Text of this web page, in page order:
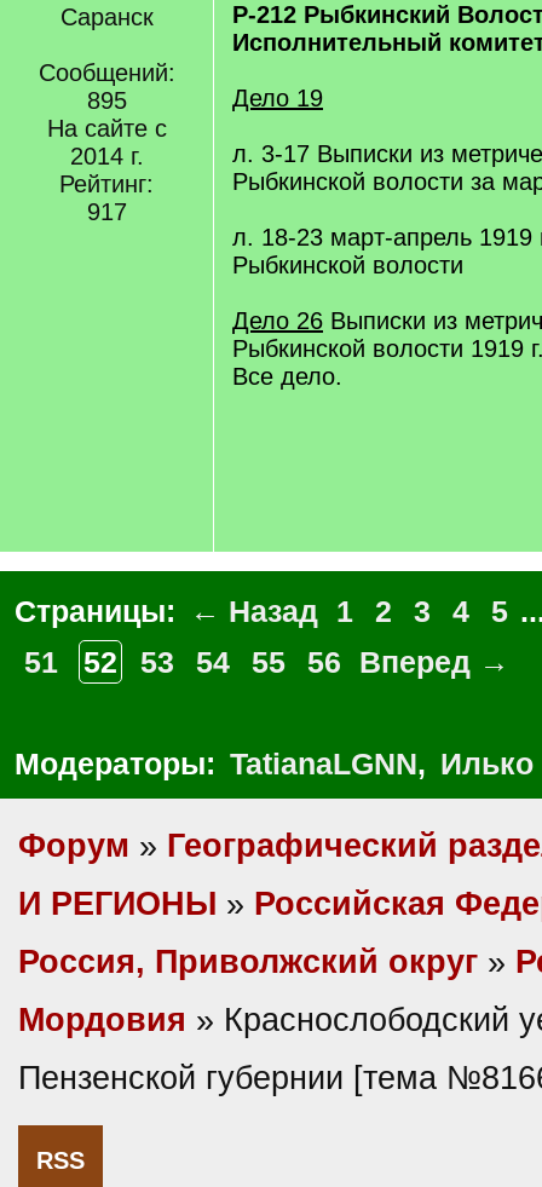
Саранск
Сообщений:
895
На сайте с
2014 г.
Рейтинг:
917
Р-212 Рыбкинский
Исполнительный
Дело 19
л. 3-17 Выписки из
Рыбкинской волости за
л. 18-23 март-апрель 1919
Рыбкинской волости
Дело 26 Выписки из
Рыбкинской волости 1919
Все дело.
Страницы: ← Назад 1 2 3 4 5
51
52 53 54 55 56 Вперед →
Модераторы: TatianaLGNN, Илько
Форум » Географический
И РЕГИОНЫ » Российская
Россия, Приволжский округ »
Мордовия » Краснослободский
Пензенской губернии [тема
RSS